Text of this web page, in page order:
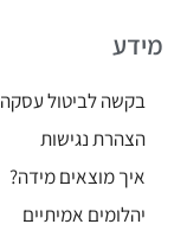
מידע
בקשה לביטול עסקה
הצהרת נגישות
איך מוצאים מידה?
יהלומים אמיתיים